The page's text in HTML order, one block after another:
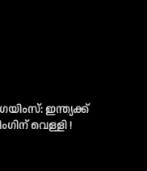
ഇന്ത്യക്ക്
വെള്ളി !